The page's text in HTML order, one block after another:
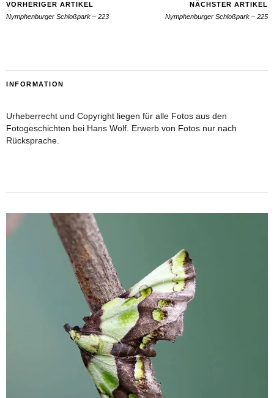
VORHERIGER ARTIKEL
Nymphenburger Schloßpark – 223
NÄCHSTER ARTIKEL
Nymphenburger Schloßpark – 225
INFORMATION
Urheberrecht und Copyright liegen für alle Fotos aus den
Fotogeschichten bei Hans Wolf. Erwerb von Fotos nur nach
Rücksprache.